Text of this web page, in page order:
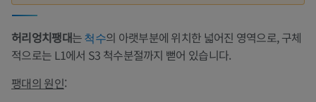
허리엉치팽대는척수의 아랫부분에 위치한 넓어진 영역으로, 구체
적으로는 L1에서 S3 척수분절까지 뻗어 있습니다.
팽대의 원인: